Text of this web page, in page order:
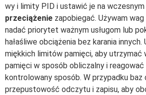
wy i limity PID i ustawić je na
przeciążenie zapobiegać. Używam
nadać priorytet ważnym usługom lub
hałaśliwe obciążenia bez karania
miękkich limitów pamięci, aby utrzymać
pamięci w sposób obliczalny i reagować
kontrolowany sposób. W przypadku baz
przepustowość odczytu i zapisu, aby